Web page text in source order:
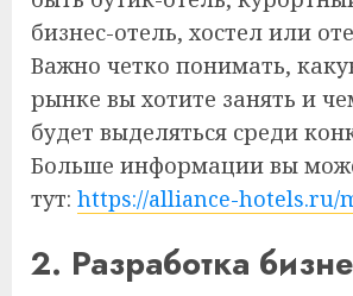
бизнес-отель, хостел или
Важно четко понимать,
рынке вы хотите занять и
будет выделяться среди
Больше информации вы
тут: https://alliance-hotels.ru/
2. Разработка